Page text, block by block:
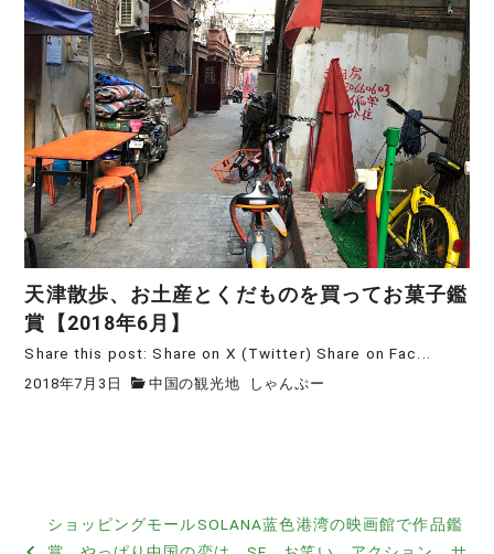
天津散歩、お土産とくだものを買ってお菓子鑑
賞【2018年6月】
Share this post: Share on X (Twitter) Share on Fac...
2018年7月3日 中国の観光地 しゃんぷー
ショッピングモールSOLANA蓝色港湾の映画館で作品鑑